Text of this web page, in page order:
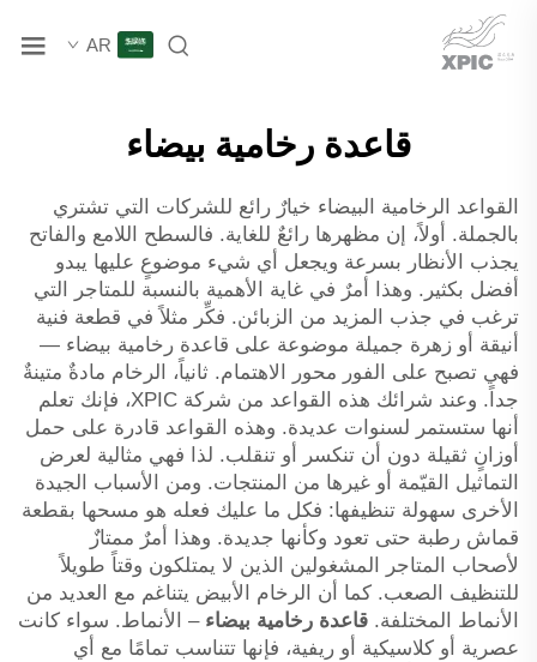
AR
قاعدة رخامية بيضاء
القواعد الرخامية البيضاء خيارٌ رائع للشركات التي تشتري
بالجملة. أولاً، إن مظهرها رائعٌ للغاية. فالسطح اللامع والفاتح
يجذب الأنظار بسرعة ويجعل أي شيء موضوعٍ عليها يبدو
أفضل بكثير. وهذا أمرٌ في غاية الأهمية بالنسبة للمتاجر التي
ترغب في جذب المزيد من الزبائن. فكِّر مثلاً في قطعة فنية
أنيقة أو زهرة جميلة موضوعة على قاعدة رخامية بيضاء —
فهي تصبح على الفور محور الاهتمام. ثانياً، الرخام مادةٌ متينةٌ
جداً. وعند شرائك هذه القواعد من شركة XPIC، فإنك تعلم
أنها ستستمر لسنوات عديدة. وهذه القواعد قادرة على حمل
أوزانٍ ثقيلة دون أن تنكسر أو تنقلب. لذا فهي مثالية لعرض
التماثيل القيّمة أو غيرها من المنتجات. ومن الأسباب الجيدة
الأخرى سهولة تنظيفها: فكل ما عليك فعله هو مسحها بقطعة
قماش رطبة حتى تعود وكأنها جديدة. وهذا أمرٌ ممتازٌ
لأصحاب المتاجر المشغولين الذين لا يمتلكون وقتاً طويلاً
للتنظيف الصعب. كما أن الرخام الأبيض يتناغم مع العديد من
الأنماط المختلفة. قاعدة رخامية بيضاء– الأنماط. سواء كانت
عصرية أو كلاسيكية أو ريفية، فإنها تتناسب تمامًا مع أي